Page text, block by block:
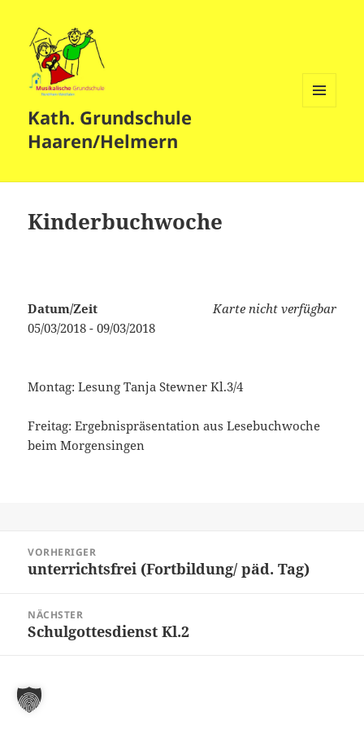
Kath. Grundschule
Haaren/Helmern
Kinderbuchwoche
Karte nicht verfügbar
Datum/Zeit
05/03/2018 - 09/03/2018
Montag: Lesung Tanja Stewner Kl.3/4
Freitag: Ergebnispräsentation aus Lesebuchwoche
beim Morgensingen
VORHERIGER
Vorheriger
unterrichtsfrei (Fortbildung/ päd. Tag)
NÄCHSTER
Nächster
Schulgottesdienst Kl.2